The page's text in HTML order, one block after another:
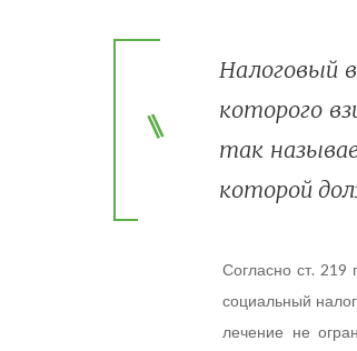
Налоговый
которого
так
которой
Согласно ст. 219
социальный
лечение не